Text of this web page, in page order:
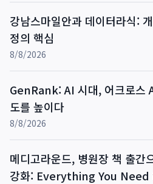
강남스마일안과 데이터라식:
정의 핵심
8/8/2026
GenRank: AI 시대, 어크로스
도를 높이다
8/8/2026
메디고라운드, 병원장 책 출간
강화: Everything You